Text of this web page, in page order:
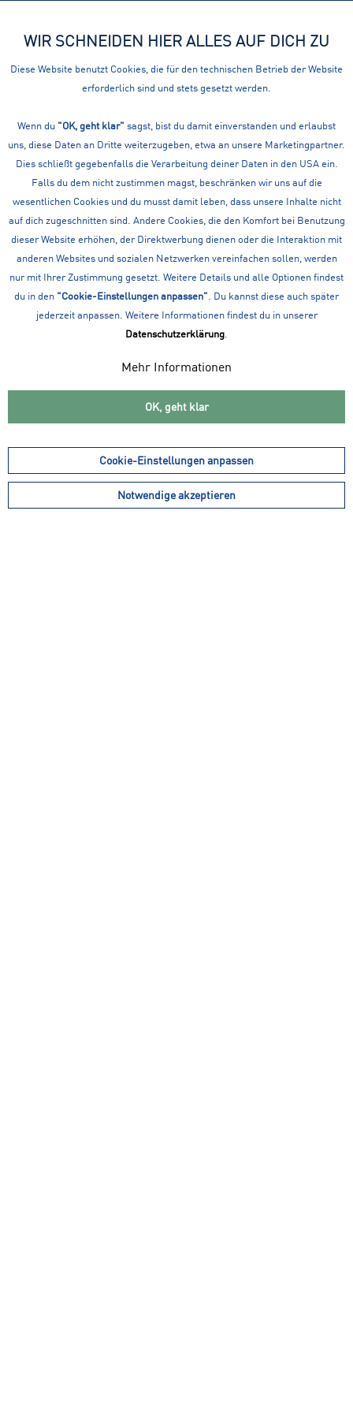
DEINE SPORTAUSRÜSTUNG FÜR DIE SPORTART
BASEBALL
Unsere Baseball Sportausrüstung von führenden Marken im
Überblick. Nutze unsere Filter um schneller dein gewünschtes
Produkt zu finden.mehr erfahren »
PERSÖNLICHE BERATUNG
360° SERVICE
LOKAL, IM WEB ALS APP!
ACTIVE CARD
ZAHLUNGSARTEN
WIR SCHNEIDEN HIER ALLES AUF DICH ZU
Diese Website benutzt Cookies, die für den technischen Betrieb der Website
erforderlich sind und stets gesetzt werden.
Wenn du "OK, geht klar" sagst, bist du damit einverstanden und erlaubst
uns, diese Daten an Dritte weiterzugeben, etwa an unsere Marketingpartner.
Dies schließt gegebenfalls die Verarbeitung deiner Daten in den USA ein.
Falls du dem nicht zustimmen magst, beschränken wir uns auf die
wesentlichen Cookies und du musst damit leben, dass unsere Inhalte nicht
auf dich zugeschnitten sind. Andere Cookies, die den Komfort bei Benutzung
dieser Website erhöhen, der Direktwerbung dienen oder die Interaktion mit
anderen Websites und sozialen Netzwerken vereinfachen sollen, werden
nur mit Ihrer Zustimmung gesetzt. Weitere Details und alle Optionen findest
du in den "Cookie-Einstellungen anpassen" . Du kannst diese auch später
jederzeit anpassen. Weitere Informationen findest du in unserer
Datenschutzerklärung
Mehr Informationen
OK, geht klar
Cookie-Einstellungen anpassen
Notwendige akzeptieren